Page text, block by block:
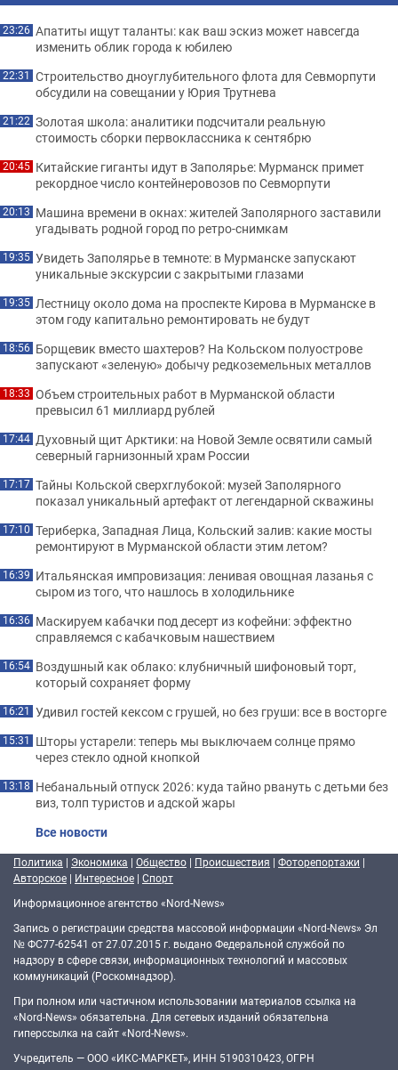
23:26 Апатиты ищут таланты: как ваш эскиз может навсегда
изменить облик города к юбилею
22:31 Строительство дноуглубительного флота для Севморпути
обсудили на совещании у Юрия Трутнева
21:22 Золотая школа: аналитики подсчитали реальную
стоимость сборки первоклассника к сентябрю
20:45 Китайские гиганты идут в Заполярье: Мурманск примет
рекордное число контейнеровозов по Севморпути
20:13 Машина времени в окнах: жителей Заполярного заставили
угадывать родной город по ретро-снимкам
19:35 Увидеть Заполярье в темноте: в Мурманске запускают
уникальные экскурсии с закрытыми глазами
19:35 Лестницу около дома на проспекте Кирова в Мурманске в
этом году капитально ремонтировать не будут
18:56 Борщевик вместо шахтеров? На Кольском полуострове
запускают «зеленую» добычу редкоземельных металлов
18:33 Объем строительных работ в Мурманской области
превысил 61 миллиард рублей
17:44 Духовный щит Арктики: на Новой Земле освятили самый
северный гарнизонный храм России
17:17 Тайны Кольской сверхглубокой: музей Заполярного
показал уникальный артефакт от легендарной скважины
17:10 Териберка, Западная Лица, Кольский залив: какие мосты
ремонтируют в Мурманской области этим летом?
16:39 Итальянская импровизация: ленивая овощная лазанья с
сыром из того, что нашлось в холодильнике
16:36 Маскируем кабачки под десерт из кофейни: эффектно
справляемся с кабачковым нашествием
16:54 Воздушный как облако: клубничный шифоновый торт,
который сохраняет форму
16:21 Удивил гостей кексом с грушей, но без груши: все в восторге
15:31 Шторы устарели: теперь мы выключаем солнце прямо
через стекло одной кнопкой
13:18 Небанальный отпуск 2026: куда тайно рвануть с детьми без
виз, толп туристов и адской жары
Все новости
Политика | Экономика | Общество | Происшествия | Фоторепортажи |
Авторское | Интересное | Спорт
Информационное агентство «Nord-News»
Запись о регистрации средства массовой информации «Nord-News» Эл
№ ФС77-62541 от 27.07.2015 г. выдано Федеральной службой по
надзору в сфере связи, информационных технологий и массовых
коммуникаций (Роскомнадзор).
При полном или частичном использовании материалов ссылка на
«Nord-News» обязательна. Для сетевых изданий обязательна
гиперссылка на сайт «Nord-News».
Учредитель — ООО «ИКС-МАРКЕТ», ИНН 5190310423, ОГРН